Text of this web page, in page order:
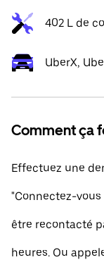
402 L de
UberX,
Comment ça
Effectuez une
"Connectez-
être recontacté
heures. Ou